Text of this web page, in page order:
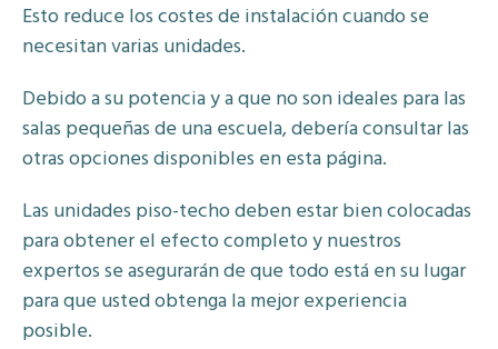
Esto reduce los costes de instalación cuando se
necesitan varias unidades.
Debido a su potencia y a que no son ideales para las
salas pequeñas de una escuela, debería consultar las
otras opciones disponibles en esta página.
Las unidades piso-techo deben estar bien colocadas
para obtener el efecto completo y nuestros
expertos se asegurarán de que todo está en su lugar
para que usted obtenga la mejor experiencia
posible.